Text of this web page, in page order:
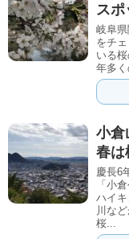
スポ
岐阜
をチ
いる
年多
小倉
春は
慶長6
「小
ハイ
川な
桜...